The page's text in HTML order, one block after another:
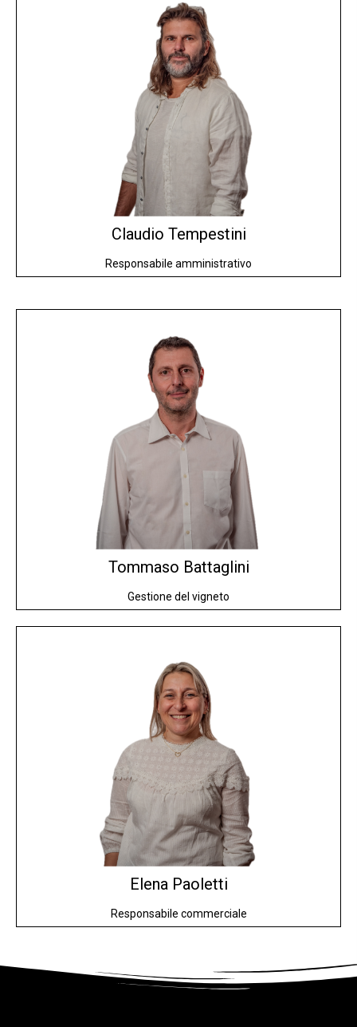
Claudio Tempestini
Responsabile amministrativo
Tommaso Battaglini
Gestione del vigneto
ElenaPaoletti
Responsabile commerciale